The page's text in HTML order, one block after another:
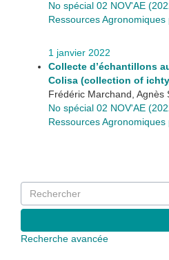
No spécial 02 NOV'AE
Ressources
1 janvier 2022
Collecte d’échantillons
Colisa (collection of
Frédéric Marchand, Agnès
No spécial 02 NOV'AE
Ressources
Recherche avancée